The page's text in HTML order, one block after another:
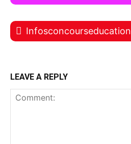
Infosconcourseducation
LEAVE A REPLY